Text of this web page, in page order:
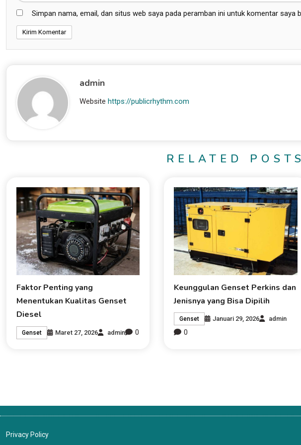
Simpan nama, email, dan situs web saya pada peramban ini untuk komentar saya
admin
Website https://publicrhythm.com
RELATED POSTS
Faktor Penting yang
Menentukan Kualitas Genset
Diesel
Genset Maret 27, 2026 admin 0
Keunggulan Genset Perkins dan
Jenisnya yang Bisa Dipilih
Genset Januari 29, 2026 admin
0
Privacy Policy